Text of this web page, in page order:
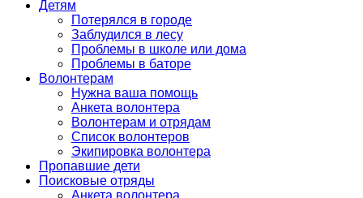
Детям
Потерялся в городе
Заблудился в лесу
Проблемы в школе или дома
Проблемы в баторе
Волонтерам
Нужна ваша помощь
Анкета волонтера
Волонтерам и отрядам
Список волонтеров
Экипировка волонтера
Пропавшие дети
Поисковые отряды
Анкета волонтера